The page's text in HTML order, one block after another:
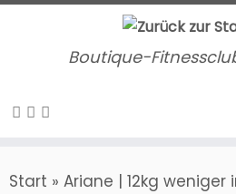
Zum
Boutique-
Start » Ariane | 12kg weniger